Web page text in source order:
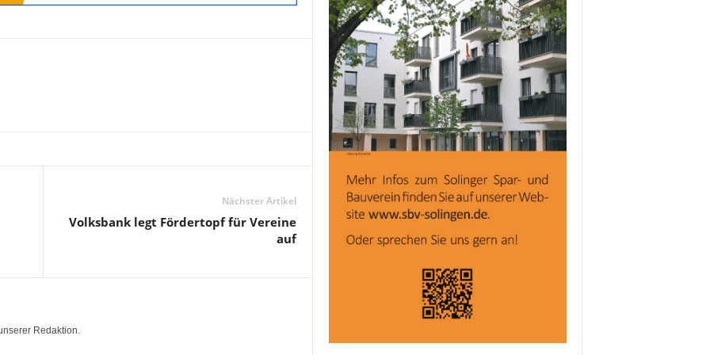
Nächster Artikel
Volksbank legt Fördertopf für Vereine
auf
Redaktion.